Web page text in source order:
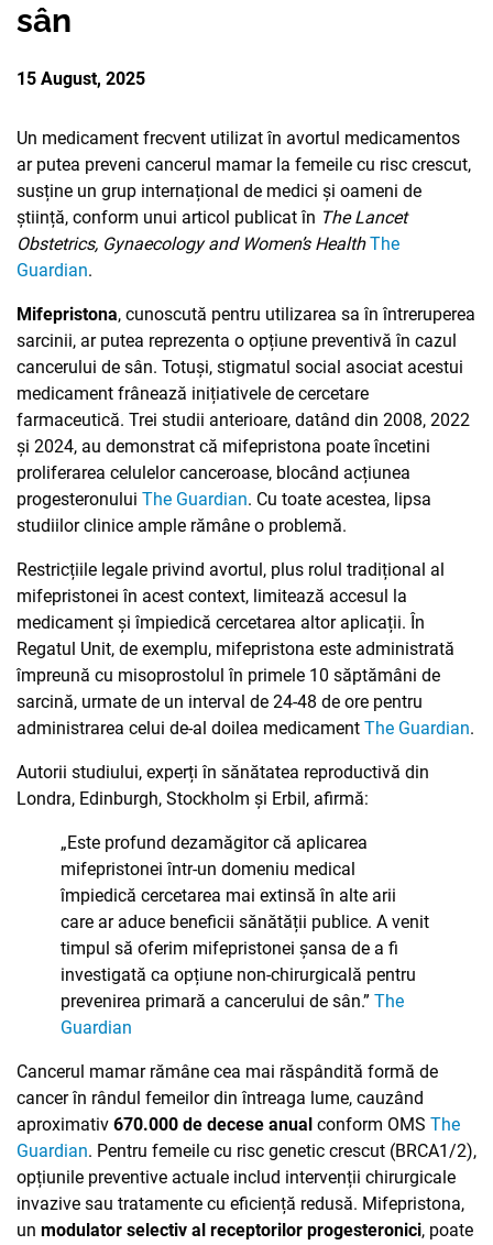
RAPORT ANUAL
EDUCAȚIA SEXUALĂ
DREPTURI SEXUALE
PUBLICAȚII
sân
15 August, 2025
Un medicament frecvent utilizat în avortul medicamentos
ar putea preveni cancerul mamar la femeile cu risc crescut,
susține un grup internațional de medici și oameni de
știință, conform unui articol publicat în The Lancet
Obstetrics, Gynaecology and Women’s Health The
Guardian.
Mifepristona, cunoscută pentru utilizarea sa în întreruperea
sarcinii, ar putea reprezenta o opțiune preventivă în cazul
cancerului de sân. Totuși, stigmatul social asociat acestui
medicament frânează inițiativele de cercetare
farmaceutică. Trei studii anterioare, datând din 2008, 2022
și 2024, au demonstrat că mifepristona poate încetini
proliferarea celulelor canceroase, blocând acțiunea
progesteronului The Guardian. Cu toate acestea, lipsa
studiilor clinice ample rămâne o problemă.
Restricțiile legale privind avortul, plus rolul tradițional al
mifepristonei în acest context, limitează accesul la
medicament și împiedică cercetarea altor aplicații. În
Regatul Unit, de exemplu, mifepristona este administrată
împreună cu misoprostolul în primele 10 săptămâni de
sarcină, urmate de un interval de 24-48 de ore pentru
administrarea celui de-al doilea medicament The Guardian.
Autorii studiului, experți în sănătatea reproductivă din
Londra, Edinburgh, Stockholm și Erbil, afirmă:
„Este profund dezamăgitor că aplicarea
mifepristonei într-un domeniu medical
împiedică cercetarea mai extinsă în alte arii
care ar aduce beneficii sănătății publice. A venit
timpul să oferim mifepristonei șansa de a fi
investigată ca opțiune non-chirurgicală pentru
prevenirea primară a cancerului de sân.” The
Guardian
Cancerul mamar rămâne cea mai răspândită formă de
cancer în rândul femeilor din întreaga lume, cauzând
aproximativ 670.000 de decese anual conform OMS The
Guardian. Pentru femeile cu risc genetic crescut (BRCA1/2),
opțiunile preventive actuale includ intervenții chirurgicale
invazive sau tratamente cu eficiență redusă. Mifepristona,
un modulator selectiv al receptorilor progesteronici, poate